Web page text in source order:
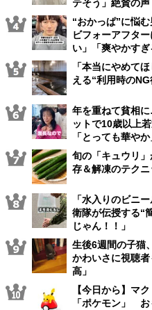
テそう」絶賛の声
“おかっぱ”に悩
ビフォーアフタ
い」「爽やかす
「本当にやめて
える“利用時の
年を重ねて貧相
ットで10歳以上
「とっても華やか
旬の「キュウリ
存＆解凍のテク
「水入りのビニ
衛隊が伝授する“
じゃん！！」
生後6週間の子猫
かわいさに視聴
高」
【今日から】マ
「ポケモン」 お